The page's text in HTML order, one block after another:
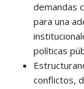
demandas
para una
políticas
conflictos,